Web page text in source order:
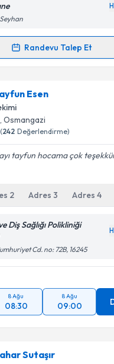
verilerimin işlenmesine ilişkin
okudum ve kişisel
Takvim Talebini Gönder
Randevu Talep Et
Takvimi Talebi
için randevu takvimi talebi
randevu almanız için bir
e-posta ile
verilerimin işlenmesine ilişkin
okudum ve kişisel
işlenmesini kabul ediyorum.
Esen
, Osmangazi
(242 Değerlendirme)
tayfun hocama çok
2 Adres 3 Adres 4
Diş Sağlığı Polikliniği
Cd. no: 72B, 16245
8 Ağu
08:30
8 Ağu
09:00
Sutaşır